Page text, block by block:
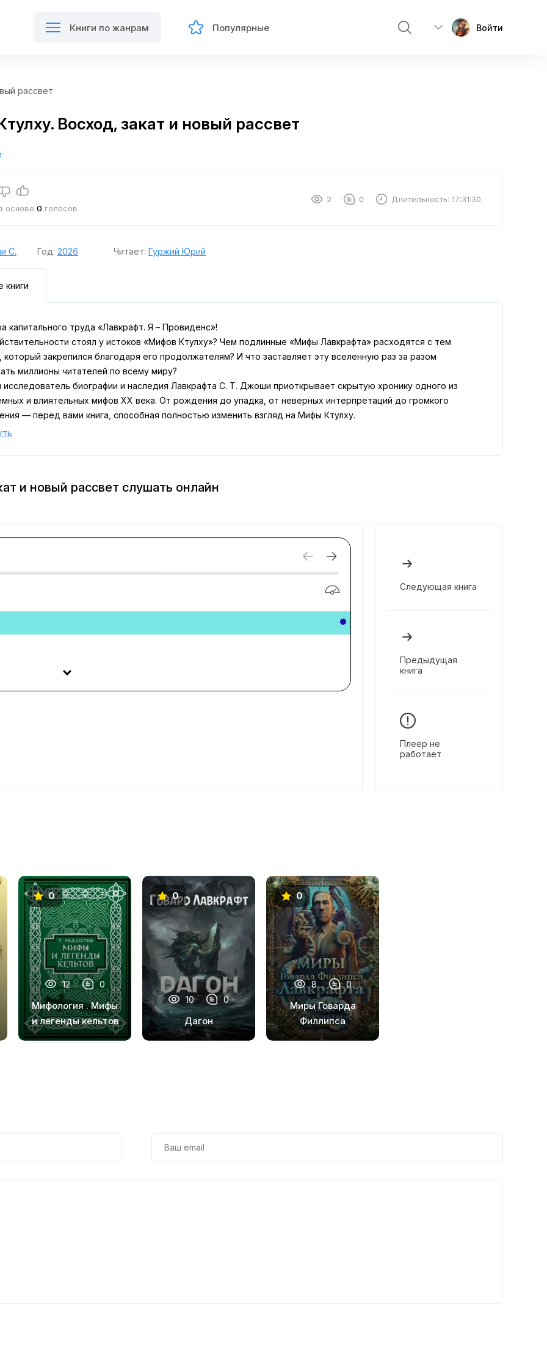
Книги по жанрам Популярные Войти
рассвет
Восход, закат и новый рассвет
основе 0 голосов
2 0 Длительность: 17:31:30
С. Год: 2026 Читает: Гуржий Юрий
книги
капитального труда «Лавкрафт. Я – Провиденс»!
стоял у истоков «Мифов Ктулху»? Чем подлинные «Мифы Лавкрафта» расходятся с тем
который закрепился благодаря его продолжателям? И что заставляет эту вселенную раз за разом
миллионы читателей по всему миру?
биографии и наследия Лавкрафта С. Т. Джоши приоткрывает скрытую хронику одного из
и влиятельных мифов XX века. От рождения до упадка, от неверных интерпретаций до громкого
— перед вами книга, способная полностью изменить взгляд на Мифы Ктулху.
важно понять не только природу литературного ужаса, но и то, как возникают, закрепляются и продолжают
и новый рассвет слушать онлайн
Следующая книга
Предыдущая
книга
Плеер не
работает
0
12 0
Мифология . Мифы
и легенды кельтов
0
10 0
Дагон
0
8 0
Миры Говарда
Филлипса
Лавкрафта.